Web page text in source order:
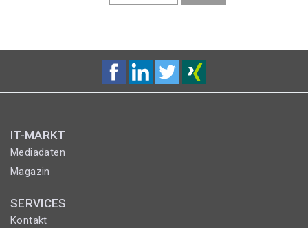
IT-MARKT
Mediadaten
Magazin
SERVICES
Kontakt